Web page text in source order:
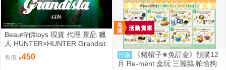
Beau特佛toys 現貨 代理 景品 獵
人 HUNTER×HUNTER Grandist
a 小傑 0206
售價 450 預購
《豬帽子✬免訂金》預購12
月 Re-ment 盒玩 三麗鷗 帕恰狗